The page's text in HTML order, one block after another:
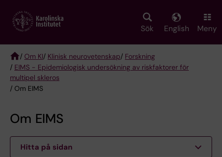
main
Sök English Meny
Breadcrumb
/ Om KI/ Klinisk neurovetenskap/ Forskning
/ EIMS - Epidemiologisk undersökning av riskfaktorer för
multipel skleros
/ Om EIMS
Om EIMS
Hitta på sidan